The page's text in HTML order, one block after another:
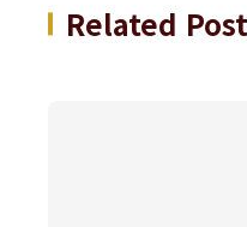
Related